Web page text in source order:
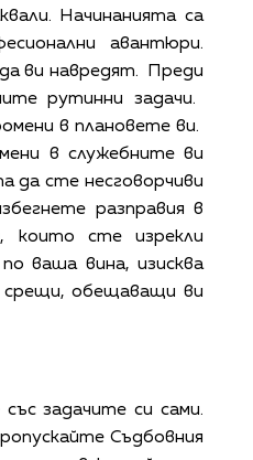
Начинанията са
авантюри.
ви навредят. Преди
рутинни задачи.
в плановете ви.
в служебните ви
да сте несговорчиви
разправия в
които сте изрекли
ваша вина, изисква
срещи, обещаващи ви
задачите си сами.
Съдбовния